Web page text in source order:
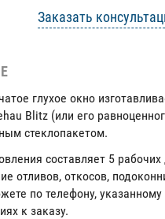
Заказать
глухое окно
Blitz (или его
стеклопакетом.
составляет 5
отливов, откосов,
по телефону, указанному
к заказу.